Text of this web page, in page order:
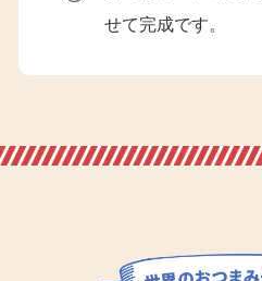
せて完成です。